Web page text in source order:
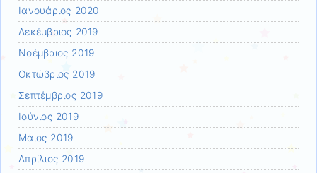
Ιανουάριος 2020
Δεκέμβριος 2019
Νοέμβριος 2019
Οκτώβριος 2019
Σεπτέμβριος 2019
Ιούνιος 2019
Μάιος 2019
Απρίλιος 2019